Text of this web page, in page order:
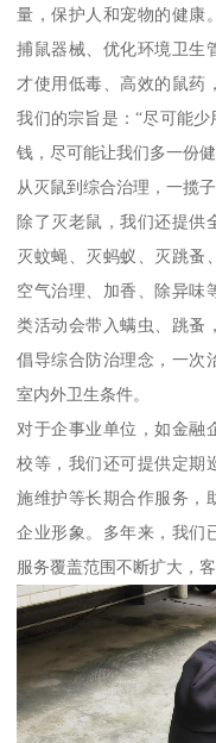
量，保护人和宠物的健康
捕鼠器械、优化环境卫生
才使用低毒、高效的鼠药
我们的宗旨是：“尽可能
钱，尽可能让我们多一份
从灭鼠到综合治理，一揽
除了灭老鼠，我们还提供
灭蚊蝇、灭蚂蚁、灭跳蚤
空气治理、加香、除异味
类活动会带入螨虫、跳蚤
倡导综合防治理念，一次
室内外卫生条件。
对于企事业单位，如金融
校等，我们还可提供定期
施维护等长期合作服务，
企业形象。多年来，我们
服务覆盖范围不断扩大，